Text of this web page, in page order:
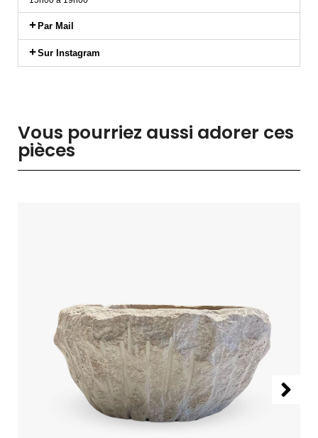
Par Mail
Sur Instagram
Vous pourriez aussi adorer ces
pièces